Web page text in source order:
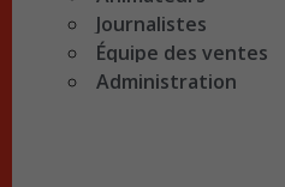
Journalistes
Équipe des ventes
Administration